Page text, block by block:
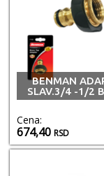
BENMAN
SLAV.3/4 -1/2
Cena:
674,40RSD